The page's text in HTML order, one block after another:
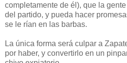
completamente de él), que la
del partido, y pueda hacer
se le rían en las barbas.
La única forma será culpar a
por haber, y convertirlo en un